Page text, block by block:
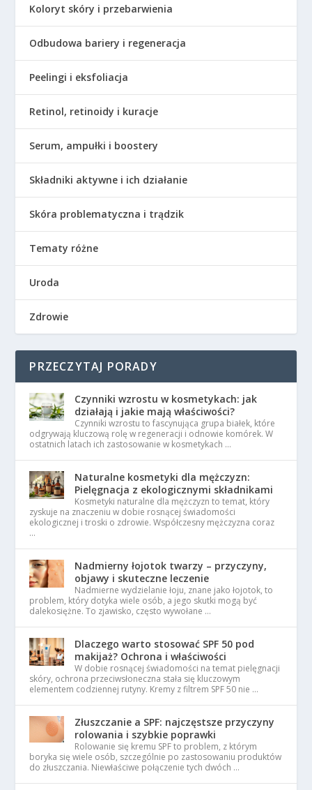
Koloryt skóry i przebarwienia
Odbudowa bariery i regeneracja
Peelingi i eksfoliacja
Retinol, retinoidy i kuracje
Serum, ampułki i boostery
Składniki aktywne i ich działanie
Skóra problematyczna i trądzik
Tematy różne
Uroda
Zdrowie
PRZECZYTAJ PORADY
Czynniki wzrostu w kosmetykach: jak
działają i jakie mają właściwości?
Czynniki wzrostu to fascynująca grupa białek, które
odgrywają kluczową rolę w regeneracji i odnowie komórek. W
ostatnich latach ich zastosowanie w kosmetykach …
Naturalne kosmetyki dla mężczyzn:
Pielęgnacja z ekologicznymi składnikami
Kosmetyki naturalne dla mężczyzn to temat, który
zyskuje na znaczeniu w dobie rosnącej świadomości
ekologicznej i troski o zdrowie. Współczesny mężczyzna coraz
…
Nadmierny łojotok twarzy – przyczyny,
objawy i skuteczne leczenie
Nadmierne wydzielanie łoju, znane jako łojotok, to
problem, który dotyka wiele osób, a jego skutki mogą być
dalekosiężne. To zjawisko, często wywołane …
Dlaczego warto stosować SPF 50 pod
makijaż? Ochrona i właściwości
W dobie rosnącej świadomości na temat pielęgnacji
skóry, ochrona przeciwsłoneczna stała się kluczowym
elementem codziennej rutyny. Kremy z filtrem SPF 50 nie …
Złuszczanie a SPF: najczęstsze przyczyny
rolowania i szybkie poprawki
Rolowanie się kremu SPF to problem, z którym
boryka się wiele osób, szczególnie po zastosowaniu produktów
do złuszczania. Niewłaściwe połączenie tych dwóch …